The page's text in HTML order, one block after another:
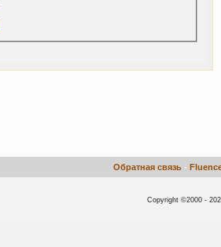
Обратная связь -
Copyright ©2000 -